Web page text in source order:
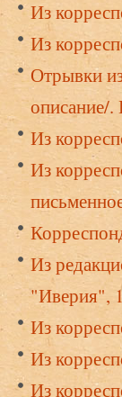
Из
Из
Отрывки
описание/
Из
Из
Из
"Иверия",
Из
Из
Из